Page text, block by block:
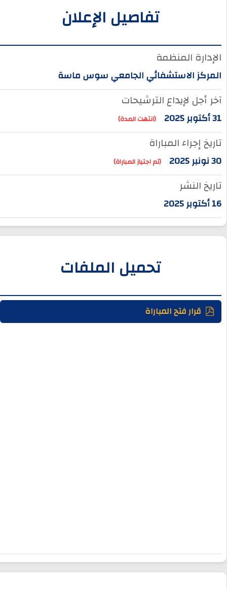
تفاصيل الإعلان
الإدارة المنظمة
المركز الاستشفائي الجامعي سوس ماسة
آخر أجل لإيداع الترشيحات
31 أكتوبر 2025 (انتهت المدة)
تاريخ إجراء المباراة
30 نونبر 2025 (تم اجتياز المباراة)
تاريخ النشر
16 أكتوبر 2025
تحميل الملفات
قرار فتح المباراة